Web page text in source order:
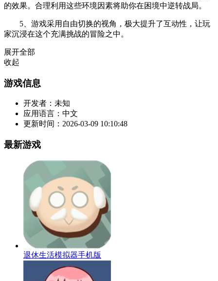
的效果。合理利用这些环境因素将助你在困境中逆转战局。
5、游戏采用自由切换的视角，极大提升了互动性，让玩
家沉浸在这个充满挑战的冒险之中。
展开全部
收起
游戏信息
开发者： 未知
应用语言： 中文
更新时间： 2026-03-09 10:10:48
最新游戏
退休生活模拟器手机版